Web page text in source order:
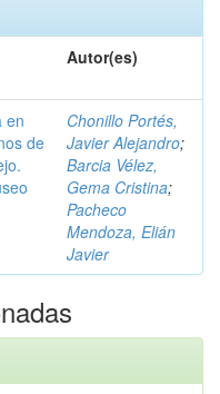
Autor(es)
en
de
Chonillo Portés,
Javier Alejandro;
Barcia Vélez,
Gema Cristina;
Pacheco
Mendoza, Elián
Javier